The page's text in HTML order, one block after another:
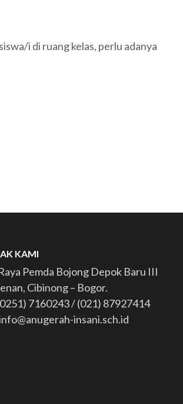
i di ruang kelas, perlu adanya
KAMI
Pemda Bojong Depok Baru III
Cibinong – Bogor.
7160243 / (021) 87927414
insani.sch.id